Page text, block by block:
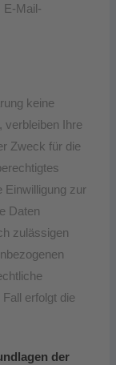
E-Mail-
keine
verbleiben Ihre
Zweck für die
Einwilligung zur
Daten
zulässigen
erfolgt die
der